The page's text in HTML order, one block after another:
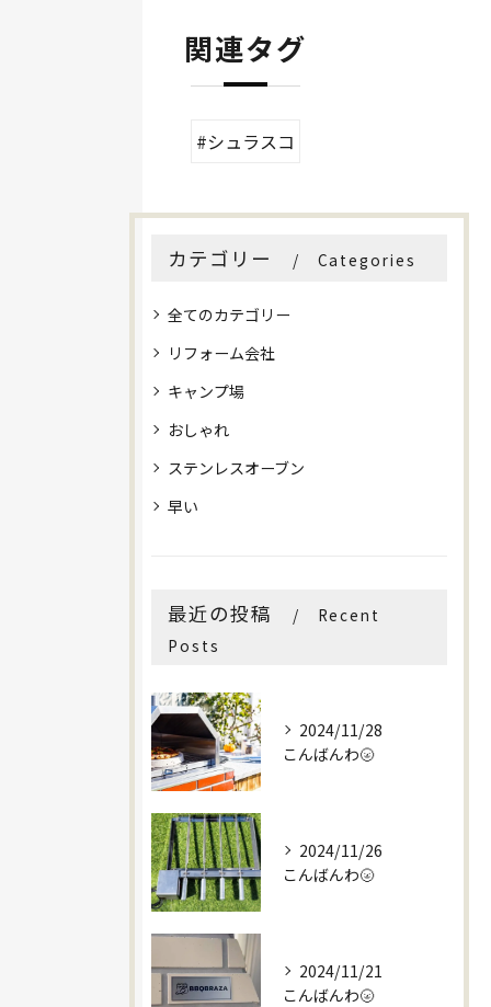
関連タグ
#シュラスコ
カテゴリー Categories
全てのカテゴリー
リフォーム会社
キャンプ場
おしゃれ
ステンレスオーブン
早い
最近の投稿
Recent
Posts
2024/11/28
こんばんわ🌝
2024/11/26
こんばんわ🌝
2024/11/21
こんばんわ🌝